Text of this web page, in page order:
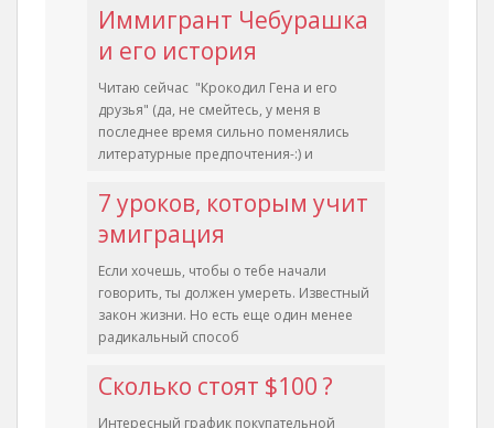
Иммигрант Чебурашка
и его история
Читаю сейчас "Крокодил Гена и его
друзья" (да, не смейтесь, у меня в
последнее время сильно поменялись
литературные предпочтения-:) и
7 уроков, которым учит
эмиграция
Если хочешь, чтобы о тебе начали
говорить, ты должен умереть. Известный
закон жизни. Но есть еще один менее
радикальный способ
Сколько стоят $100 ?
Интересный график покупательной